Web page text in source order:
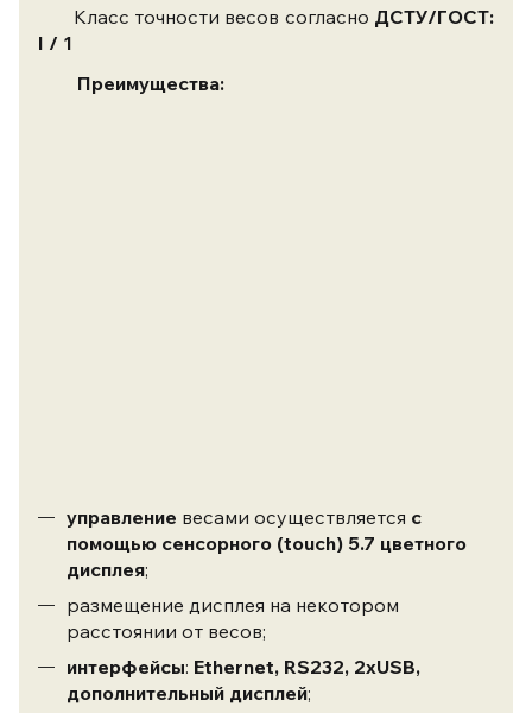
Класс точности весов согласно ДСТУ/ГОСТ:
I / 1
Преимущества:
управление весами осуществляется с
помощью сенсорного (touch) 5.7 цветного
дисплея;
размещение дисплея на некотором
расстоянии от весов;
интерфейсы: Ethernet, RS232, 2xUSB,
дополнительный дисплей;